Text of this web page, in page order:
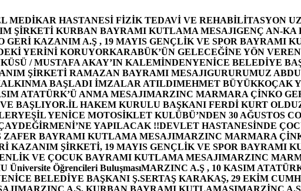
MEDİKAR HASTANESİ FİZİK TEDAVİ VE REHABİLİTASYON
ŞİRKETİ KURBAN BAYRAMI KUTLAMA MESAJIGENÇ AN-
KAZANIM A.Ş , 19 MAYIS GENÇLİK VE SPOR BAYRAMI
YERİNİ KORUYORKARABÜK’ÜN GELECEĞİNE YÖN
/ MUSTAFA AKAY’IN KALEMİNDENYENİCE BELEDİYE
ŞİRKETİ RAMAZAN BAYRAMI MESAJIGURURUMUZ
BAŞLADI İMZALAR ATILDIMEHMET BÜYÜKKOÇAK
ATATÜRK’Ü ANMA MESAJIMARZINC MARMARA ÇİNKO
BAŞLIYOR.İL HAKEM KURULU BAŞKANI FERDİ KURT OLDU
YEŞİL YENİCE MOTOSİKLET KULÜBÜ’NDEN 30 AĞUSTOS
YAPILACAK !!DEVLET HASTANESİNDE
ZAFER BAYRAMI KUTLAMA MESAJIMARZINC MARMARA
KAZANIM ŞİRKETİ, 19 MAYIS GENÇLİK VE SPOR BAYRAMI
VE ÇOCUK BAYRAMI KUTLAMA MESAJIMARZINC
Öğrencileri BuluşmasıMARZINC A.Ş , 10 KASIM
BELEDİYE BAŞKANI Ş.SERTAŞ KARAKAŞ, 29 EKİM
MARZINC A.Ş, KURBAN BAYRAMI KUTLAMASIMARZİNC